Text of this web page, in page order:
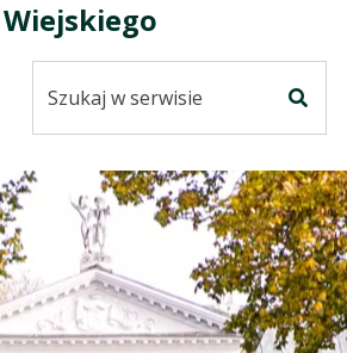
Wiejskiego
serwisie